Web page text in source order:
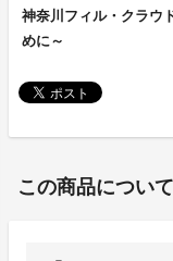
神奈川フィル・クラウ
めに～
この商品について